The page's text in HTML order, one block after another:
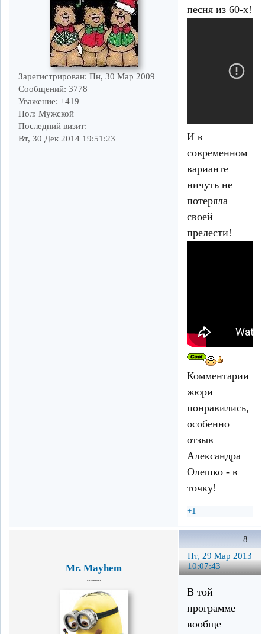
Зарегистрирован: Пн, 30 Мар 2009
Сообщений: 3778
Уважение: +419
Пол: Мужской
Последний визит:
Вт, 30 Дек 2014 19:51:23
песня из 60-х!
И в
современном
варианте
ничуть не
потеряла
своей
прелести!
Комментарии
жюри
понравились,
особенно
отзыв
Александра
Олешко - в
точку!
+1
8
Пт, 29 Мар 2013
10:07:43
Mr. Mayhem
~~~
В той
программе
вообще